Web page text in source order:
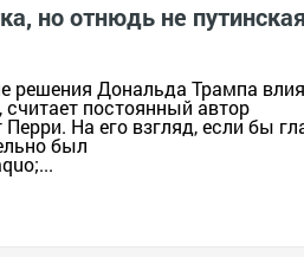
но отнюдь не путинская
решения Дональда Трампа
считает постоянный автор
На его взгляд, если бы
был